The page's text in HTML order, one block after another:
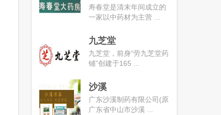
寿春堂是清末年间成立的
一家以中药材为主营 ...
九芝堂
九芝堂，前身“劳九芝堂药
铺”创建于165 ...
沙溪
广东沙溪制药有限公司(原
广东省中山市沙溪 ...